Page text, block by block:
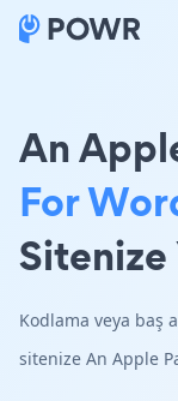
An
For
Kodlama veya baş
sitenize An Apple